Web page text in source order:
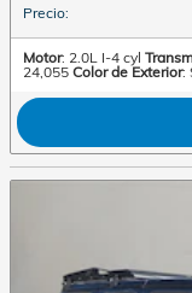
Precio:
Motor: 2.0L I-4 cyl
24,055 Color de Exterior: